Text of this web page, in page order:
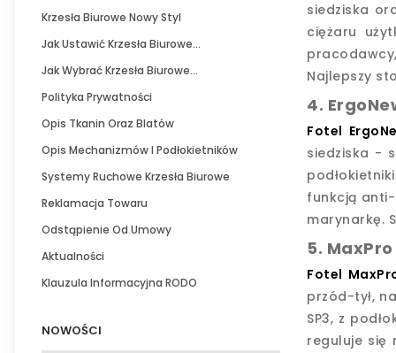
Krzesła Biurowe Nowy Styl
Jak Ustawić Krzesła Biurowe...
Jak Wybrać Krzesła Biurowe...
Polityka Prywatności
Opis Tkanin Oraz Blatów
Opis Mechanizmów I Podłokietników
Systemy Ruchowe Krzesła Biurowe
Reklamacja Towaru
Odstąpienie Od Umowy
Aktualności
Klauzula Informacyjna RODO
NOWOŚCI
siedziska
ciężaru
Najlepszy
4.
Fotel
siedziska -
funkcją anti-
marynarkę.
5. MaxPro
Fotel
przód-tył,
SP3, z
reguluje się